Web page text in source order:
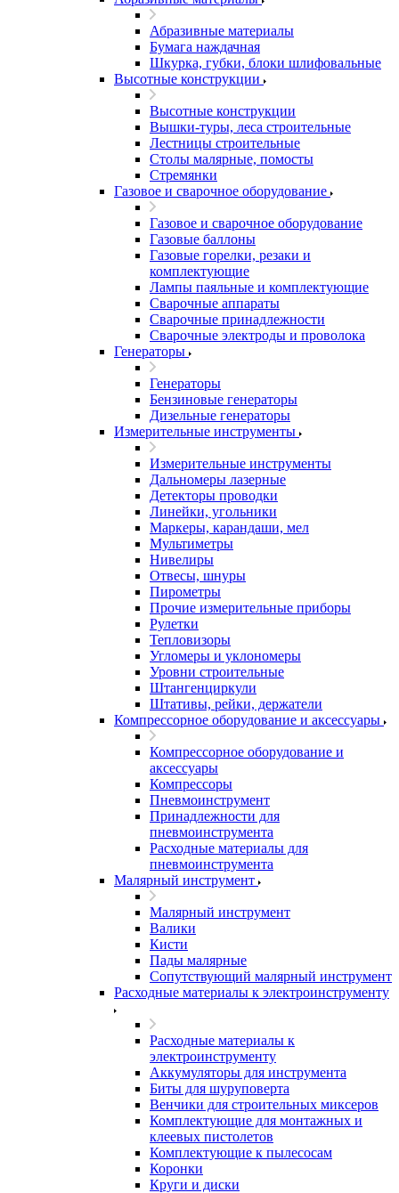
Абразивные материалы
Бумага наждачная
Шкурка, губки, блоки шлифовальные
Высотные конструкции
Высотные конструкции
Вышки-туры, леса строительные
Лестницы строительные
Столы малярные, помосты
Стремянки
Газовое и сварочное оборудование
Газовое и сварочное оборудование
Газовые баллоны
Газовые горелки, резаки и
комплектующие
Лампы паяльные и комплектующие
Сварочные аппараты
Сварочные принадлежности
Сварочные электроды и проволока
Генераторы
Генераторы
Бензиновые генераторы
Дизельные генераторы
Измерительные инструменты
Измерительные инструменты
Дальномеры лазерные
Детекторы проводки
Линейки, угольники
Маркеры, карандаши, мел
Мультиметры
Нивелиры
Отвесы, шнуры
Пирометры
Прочие измерительные приборы
Рулетки
Тепловизоры
Угломеры и уклономеры
Уровни строительные
Штангенциркули
Штативы, рейки, держатели
Компрессорное оборудование и аксессуары
Компрессорное оборудование и
аксессуары
Компрессоры
Пневмоинструмент
Принадлежности для
пневмоинструмента
Расходные материалы для
пневмоинструмента
Малярный инструмент
Малярный инструмент
Валики
Кисти
Пады малярные
Сопутствующий малярный инструмент
Расходные материалы к электроинструменту
Расходные материалы к
электроинструменту
Аккумуляторы для инструмента
Биты для шуруповерта
Венчики для строительных миксеров
Комплектующие для монтажных и
клеевых пистолетов
Комплектующие к пылесосам
Коронки
Круги и диски